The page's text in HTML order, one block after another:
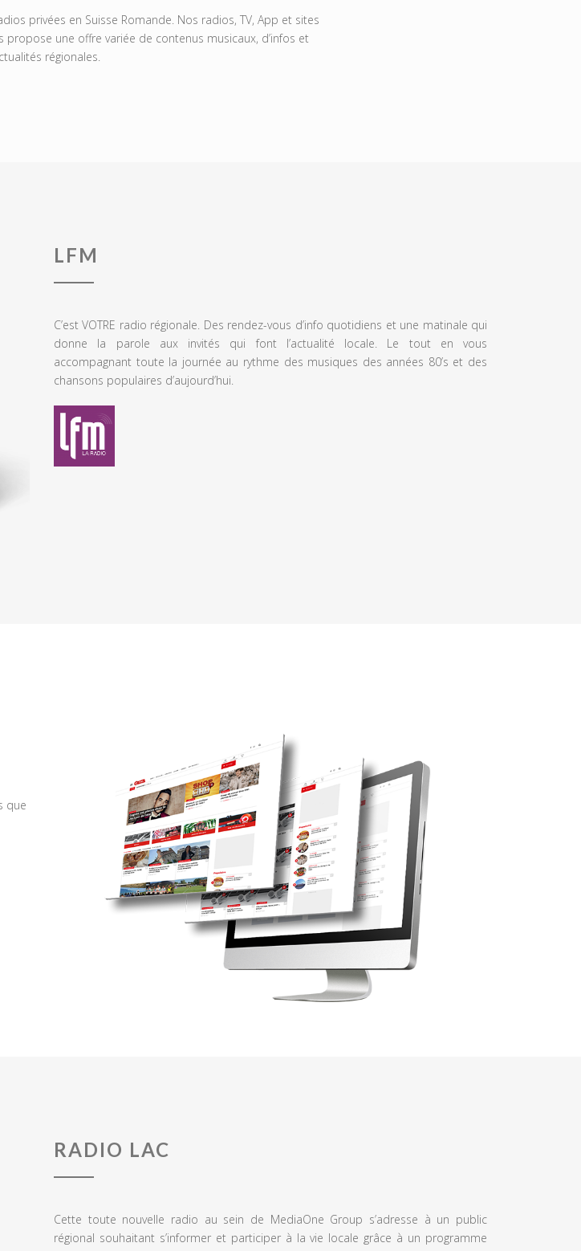
privées en Suisse Romande. Nos radios, TV, App et sites
une offre variée de contenus musicaux, d’infos et
régionales.
LFM
C’est VOTRE radio régionale. Des rendez-vous d’info quotidiens et une matinale qui
donne la parole aux invités qui font l’actualité locale. Le tout en vous
accompagnant toute la journée au rythme des musiques des années 80’s et des
chansons populaires d’aujourd’hui.
que
RADIO LAC
Cette toute nouvelle radio au sein de MediaOne Group s’adresse à un public
régional souhaitant s’informer et participer à la vie locale grâce à un programme